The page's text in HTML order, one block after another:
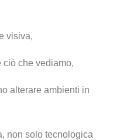
visiva,
ciò che vediamo,
alterare ambienti in
non solo tecnologica